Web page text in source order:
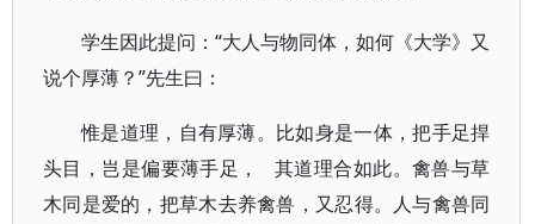
学生因此提问：“大人与物同体，如何《大学》又
说个厚薄？”先生曰：
惟是道理，自有厚薄。比如身是一体，把手足捍
头目，岂是偏要薄手足， 其道理合如此。禽兽与草
木同是爱的，把草木去养禽兽，又忍得。人与禽兽同